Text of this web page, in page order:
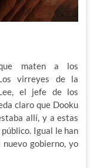
maten a los
virreyes de la
el jefe de los
claro que Dooku
allí, y a estas
Igual le han
gobierno, yo